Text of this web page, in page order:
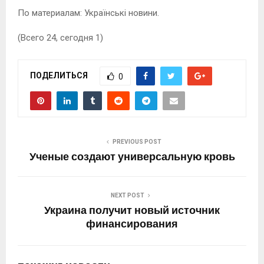
По материалам: Українські новини.
(Всего 24, сегодня 1)
ПОДЕЛИТЬСЯ 0
PREVIOUS POST
Ученые создают универсальную кровь
NEXT POST
Украина получит новый источник
финансирования